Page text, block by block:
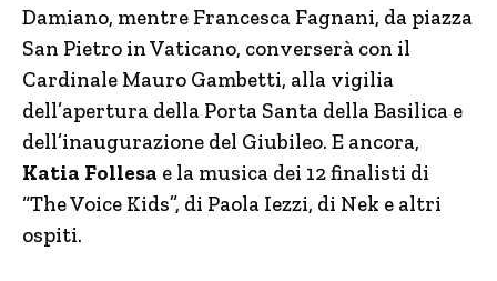
Damiano, mentre Francesca Fagnani, da piazza
San Pietro in Vaticano, converserà con il
Cardinale Mauro Gambetti, alla vigilia
dell’apertura della Porta Santa della Basilica e
dell’inaugurazione del Giubileo. E ancora,
Katia Follesa e la musica dei 12 finalisti di
“The Voice Kids”, di Paola Iezzi, di Nek e altri
ospiti.